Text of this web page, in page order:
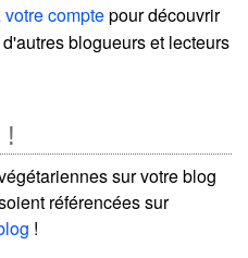
comptepour découvrir
blogueurs et lecteurs
!
sur votre blog
référencées sur
!